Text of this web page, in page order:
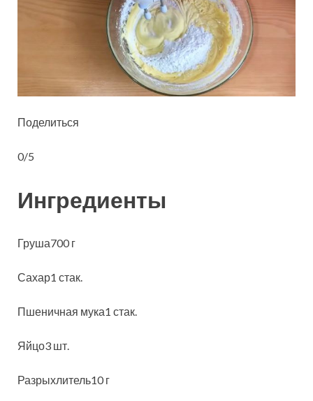
Поделиться
0/5
Ингредиенты
Груша700 г
Сахар1 стак.
Пшеничная мука1 стак.
Яйцо3 шт.
Разрыхлитель10 г